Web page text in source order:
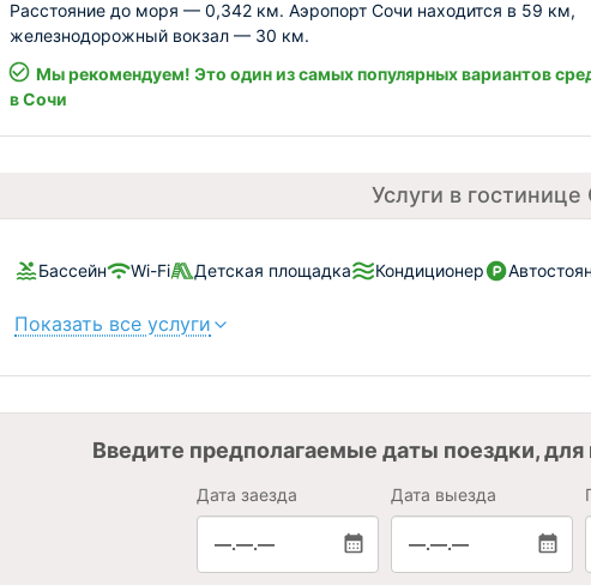
Расстояние до моря — 0,342 км. Аэропорт Сочи находится в 59 км,
железнодорожный вокзал — 30 км.
Мы рекомендуем! Это один из самых популярных вариантов
в Сочи
Услуги в гостинице
Бассейн Wi-Fi Детская площадка Кондиционер
Показать все услуги
Введите предполагаемые даты поездки,
Дата заезда
—.—.—
Дата выезда
—.—.—